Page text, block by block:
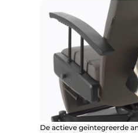
De actieve geïntegreerde